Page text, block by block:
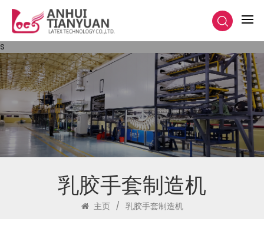
s
乳胶手套制造机
主页 / 乳胶手套制造机